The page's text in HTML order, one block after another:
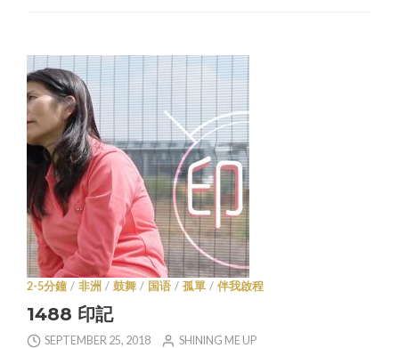
2-5分鐘 / 非洲 / 鼓舞 / 国语 / 孤單 / 伴我啟程
1488 印記
SEPTEMBER 25, 2018
SHINING ME UP